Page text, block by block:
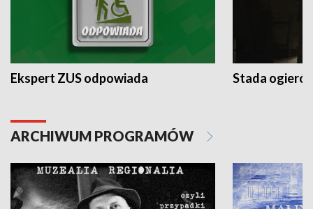
Ekspert ZUS odpowiada Stada
ARCHIWUM PROGRAMÓW